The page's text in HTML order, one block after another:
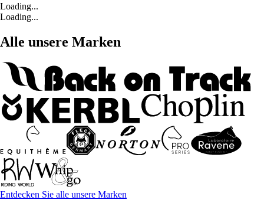
Loading...
Loading...
Alle unsere Marken
Entdecken Sie alle unsere Marken